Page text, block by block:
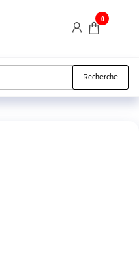
0
Recherche